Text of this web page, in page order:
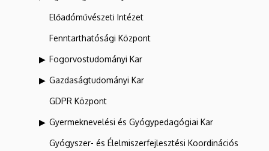
Előadóművészeti Intézet
Fenntarthatósági Központ
Fogorvostudományi Kar
Gazdaságtudományi Kar
GDPR Központ
Gyermeknevelési és Gyógypedagógiai Kar
Gyógyszer- és Élelmiszerfejlesztési Koordinációs